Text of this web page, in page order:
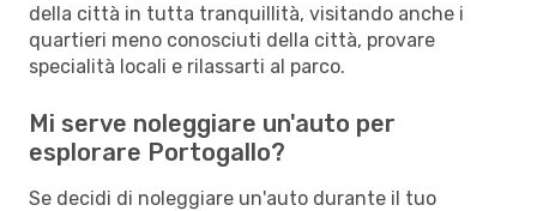
della città in tutta tranquillità, visitando anche i
quartieri meno conosciuti della città, provare
specialità locali e rilassarti al parco.
Mi serve noleggiare un'auto per
esplorare Portogallo?
Se decidi di noleggiare un'auto durante il tuo